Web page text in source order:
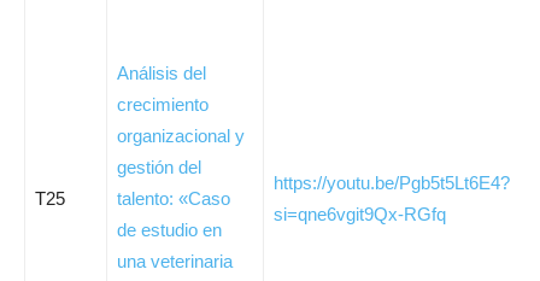
T25
Análisis del
crecimiento
organizacional y
gestión del
talento: «Caso
de estudio en
una veterinaria
https://youtu.be/Pgb5t5Lt6E4?
si=qne6vgit9Qx-RGfq